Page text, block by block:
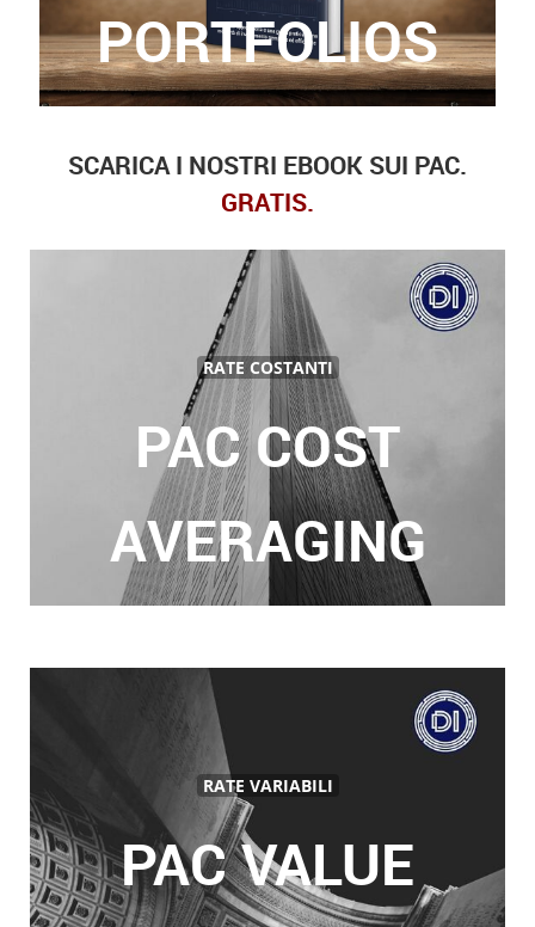
PORTFOLIOS
SCARICA I NOSTRI EBOOK SUI PAC.
GRATIS.
RATE COSTANTI
PAC COST
AVERAGING
RATE VARIABILI
PAC VALUE